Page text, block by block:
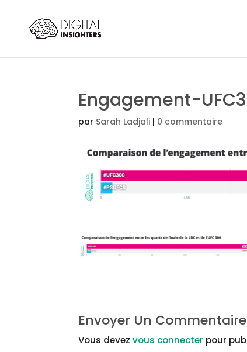
Engagement-
par Sarah Ladjali | 0 commentaire
Envoyer Un Commentaire
Vous devezvous connecter pour